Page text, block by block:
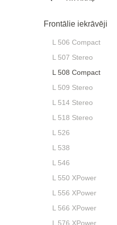
Frontālie iekrāvēji
L 506 Compact
L 507 Stereo
L 508 Compact
L 509 Stereo
L 514 Stereo
L 518 Stereo
L 526
L 538
L 546
L 550 XPower
L 556 XPower
L 566 XPower
L 576 XPower